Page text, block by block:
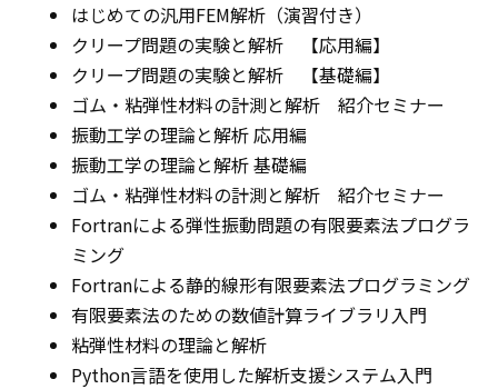
はじめての汎用FEM解析（演習付き）
クリープ問題の実験と解析 【応用編】
クリープ問題の実験と解析 【基礎編】
ゴム・粘弾性材料の計測と解析 紹介セミナー
振動工学の理論と解析 応用編
振動工学の理論と解析 基礎編
ゴム・粘弾性材料の計測と解析 紹介セミナー
Fortranによる弾性振動問題の有限要素法プログラ
ミング
Fortranによる静的線形有限要素法プログラミング
有限要素法のための数値計算ライブラリ入門
粘弾性材料の理論と解析
Python言語を使用した解析支援システム入門